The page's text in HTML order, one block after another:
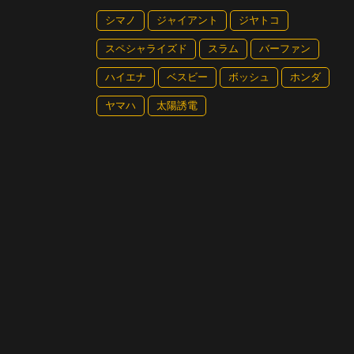
シマノ ジャイアント ジヤトコ
スペシャライズド スラム バーファン
ハイエナ ベスビー ボッシュ ホンダ
ヤマハ 太陽誘電